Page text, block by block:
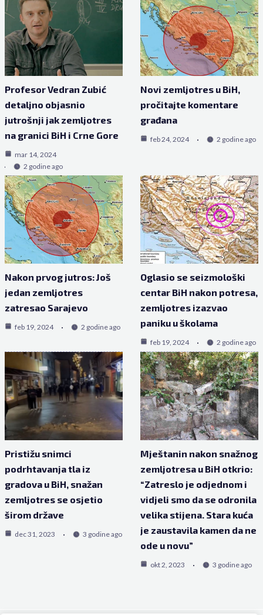
Profesor Vedran Zubić
detaljno objasnio
jutrošnji jak zemljotres
na granici BiH i Crne Gore
mar 14, 2024
2 godine ago
Novi zemljotres u BiH,
pročitajte komentare
građana
feb 24, 2024 2 godine ago
Nakon prvog jutros: Još
jedan zemljotres
zatresao Sarajevo
feb 19, 2024 2 godine ago
Oglasio se seizmološki
centar BiH nakon potresa,
zemljotres izazvao
paniku u školama
feb 19, 2024 2 godine ago
Pristižu snimci
podrhtavanja tla iz
gradova u BiH, snažan
zemljotres se osjetio
širom države
dec 31, 2023 3 godine ago
Mještanin nakon snažnog
zemljotresa u BiH otkrio:
“Zatreslo je odjednom i
vidjeli smo da se odronila
velika stijena. Stara kuća
je zaustavila kamen da ne
ode u novu”
okt 2, 2023 3 godine ago